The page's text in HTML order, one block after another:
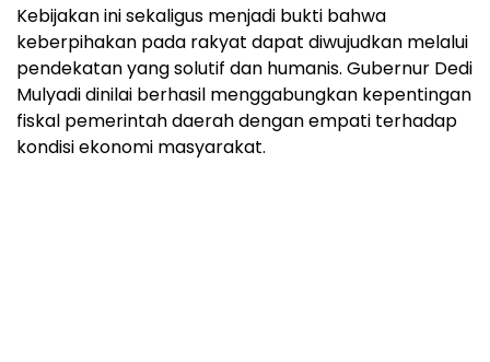
Kebijakan ini sekaligus menjadi bukti bahwa
keberpihakan pada rakyat dapat diwujudkan melalui
pendekatan yang solutif dan humanis. Gubernur Dedi
Mulyadi dinilai berhasil menggabungkan kepentingan
fiskal pemerintah daerah dengan empati terhadap
kondisi ekonomi masyarakat.